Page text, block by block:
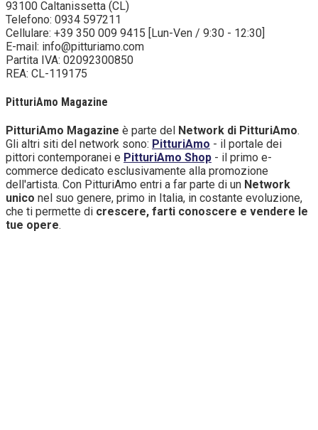
93100 Caltanissetta (CL)
Telefono: 0934 597211
Cellulare: +39 350 009 9415 [Lun-Ven / 9:30 - 12:30]
E-mail: info@pitturiamo.com
Partita IVA: 02092300850
REA: CL-119175
PitturiAmo Magazine
PitturiAmo Magazine è parte del Network di PitturiAmo.
Gli altri siti del network sono: PitturiAmo - il portale dei
pittori contemporanei e PitturiAmo Shop - il primo e-
commerce dedicato esclusivamente alla promozione
dell'artista. Con PitturiAmo entri a far parte di un Network
unico nel suo genere, primo in Italia, in costante evoluzione,
che ti permette di crescere, farti conoscere e vendere le
tue opere.